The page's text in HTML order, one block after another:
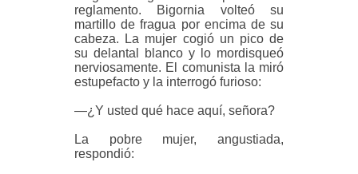
reglamento. Bigornia volteó su
martillo de fragua por encima de su
cabeza. La mujer cogió un pico de
su delantal blanco y lo mordisqueó
nerviosamente. El comunista la miró
estupefacto y la interrogó furioso:
—¿Y usted qué hace aquí, señora?
La pobre mujer, angustiada,
respondió: